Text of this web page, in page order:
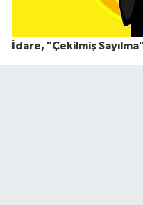
İdare, "Çekilmiş